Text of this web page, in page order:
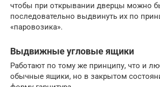
чтобы при открывании дверцы можно
последовательно выдвинуть их по
«паровозика».
Выдвижные угловые ящики
Работают по тому же принципу, что и
обычные ящики, но в закрытом